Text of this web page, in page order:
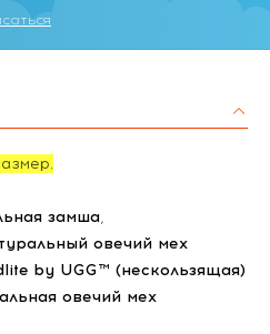
замша,
овечий мех
by UGG™ (нескользящая)
овечий мех